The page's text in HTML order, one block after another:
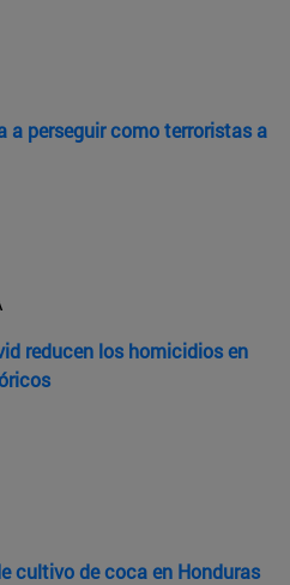
a perseguir como terroristas a
reducen los homicidios en
cultivo de coca en Honduras